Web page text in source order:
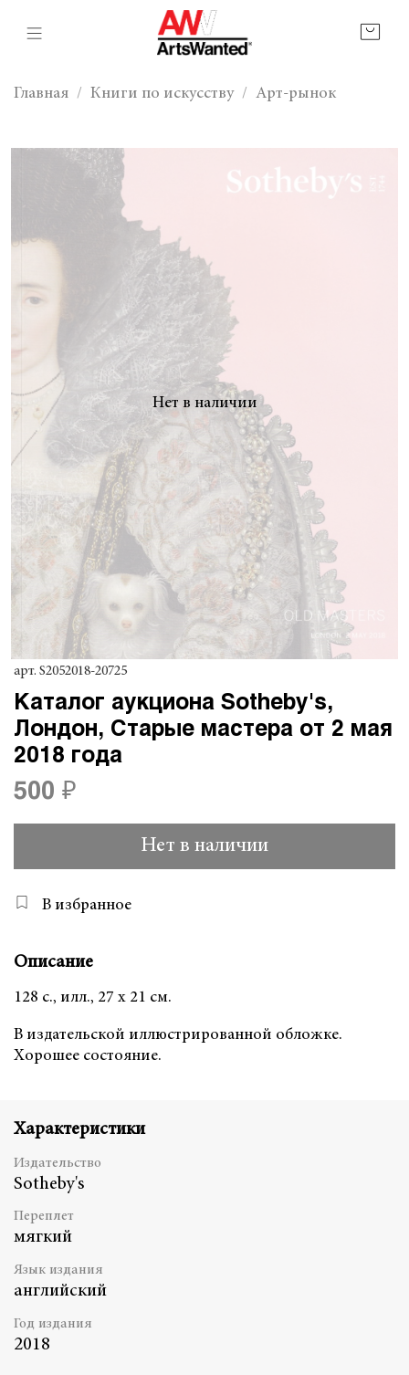
Главная Книги по искусству Арт-рынок
Нет в наличии
арт. S2052018-20725
Каталог аукциона Sotheby's,
Лондон, Старые мастера от 2 мая
2018 года
500 ₽
Нет в наличии
В избранное
Описание
128 с., илл., 27 х 21 см.
В издательской иллюстрированной обложке.
Хорошее состояние.
Характеристики
Издательство
Sotheby's
Переплет
мягкий
Язык издания
английский
Год издания
2018